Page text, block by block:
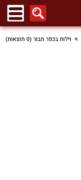
וילות בכפר תבור (0 תוצאות)